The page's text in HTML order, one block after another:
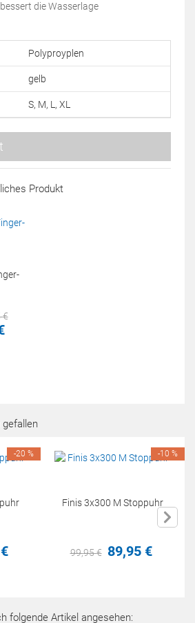
die Wasserlage
Polyproyplen
gelb
S, M, L, XL
Produkt
€
gefallen
€
-20 %
Finis 3x300 M Stoppuhr
99,95€ 89,95 €
-10 %
folgende Artikel angesehen: